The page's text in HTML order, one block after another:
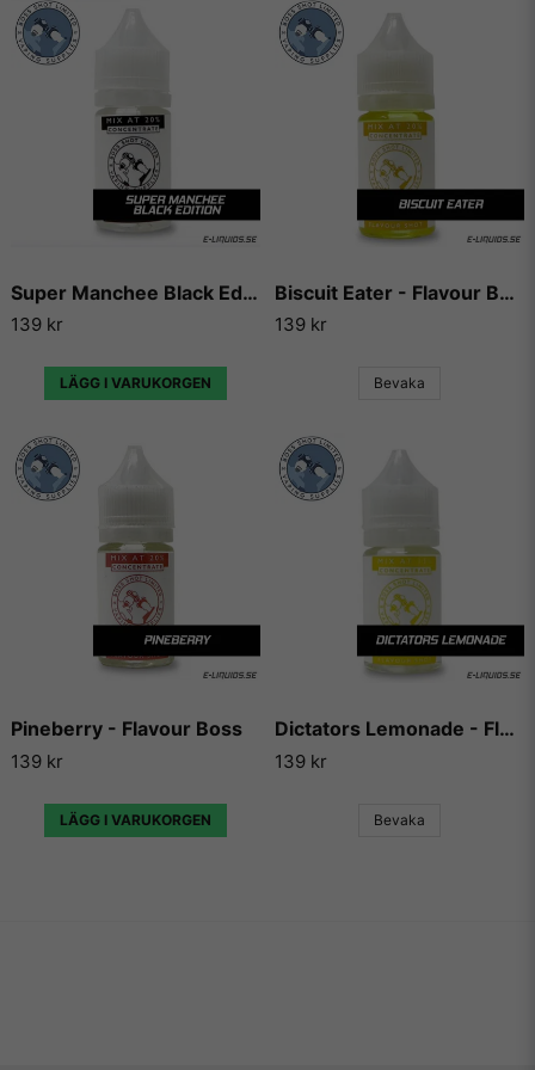
Super Manchee Black Edition - Flavour Boss
139 kr
LÄGG I VARUKORGEN
Biscuit Eater - Flavour Boss
139 kr
Bevaka
Pineberry - Flavour Boss
139 kr
LÄGG I VARUKORGEN
Dictators Lemonade - Flavour Boss
139 kr
Bevaka